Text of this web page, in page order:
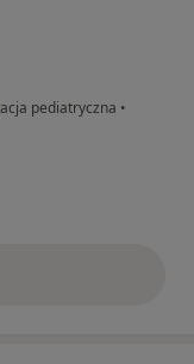
pediatryczna •